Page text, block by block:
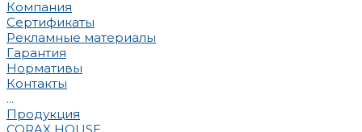
Компания
Сертификаты
Рекламные материалы
Гарантия
Нормативы
Контакты
...
Продукция